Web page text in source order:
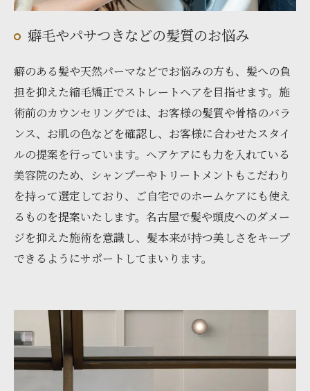
癖毛やパサつきなどの髪質のお悩み
癖のある髪や天然パーマなどでお悩みの方も、髪への負
担を抑えた縮毛矯正でストレートヘアを目指せます。施
術前のカウンセリングでは、お客様の髪質や骨格のバラ
ンス、お肌の色などを確認し、お客様に合わせたスタイ
ルの提案を行っています。ヘアケアにも力を入れている
美容院のため、シャンプーやトリートメントもこだわり
を持って選定しており、ご自宅でのホームケアにも使え
るものを提案いたします。名古屋で髪や頭皮へのダメー
ジを抑えた施術を意識し、髪本来が持つ美しさをキープ
できるようにサポートしてまいります。